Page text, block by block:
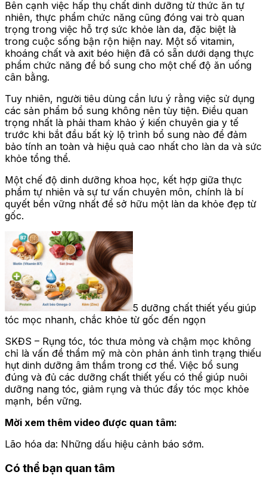
Bên cạnh việc hấp thụ chất dinh dưỡng từ thức ăn tự
nhiên, thực phẩm chức năng cũng đóng vai trò quan
trọng trong việc hỗ trợ sức khỏe làn da, đặc biệt là
trong cuộc sống bận rộn hiện nay. Một số vitamin,
khoáng chất và axit béo hiện đã có sẵn dưới dạng thực
phẩm chức năng để bổ sung cho một chế độ ăn uống
cân bằng.
Tuy nhiên, người tiêu dùng cần lưu ý rằng việc sử dụng
các sản phẩm bổ sung không nên tùy tiện. Điều quan
trọng nhất là phải tham khảo ý kiến chuyên gia y tế
trước khi bắt đầu bất kỳ lộ trình bổ sung nào để đảm
bảo tính an toàn và hiệu quả cao nhất cho làn da và sức
khỏe tổng thể.
Một chế độ dinh dưỡng khoa học, kết hợp giữa thực
phẩm tự nhiên và sự tư vấn chuyên môn, chính là bí
quyết bền vững nhất để sở hữu một làn da khỏe đẹp từ
gốc.
5 dưỡng chất thiết yếu giúp
tóc mọc nhanh, chắc khỏe từ gốc đến ngọn
SKĐS – Rụng tóc, tóc thưa mỏng và chậm mọc không
chỉ là vấn đề thẩm mỹ mà còn phản ánh tình trạng thiếu
hụt dinh dưỡng âm thầm trong cơ thể. Việc bổ sung
đúng và đủ các dưỡng chất thiết yếu có thể giúp nuôi
dưỡng nang tóc, giảm rụng và thúc đẩy tóc mọc khỏe
mạnh, bền vững.
Mời xem thêm video được quan tâm:
Lão hóa da: Những dấu hiệu cảnh báo sớm.
Có thể bạn quan tâm